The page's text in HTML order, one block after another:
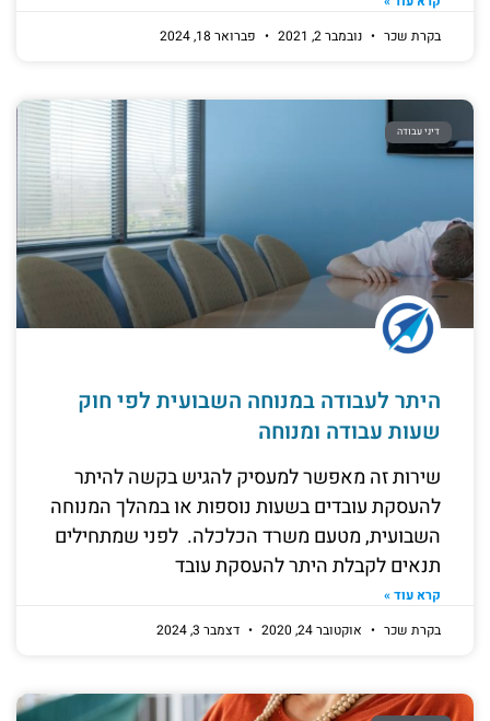
בקרת שכר
נובמבר 2, 2021 פברואר 18, 2024
דיני עבודה
היתר לעבודה במנוחה השבועית לפי חוק
שעות עבודה ומנוחה
שירות זה מאפשר למעסיק להגיש בקשה להיתר
להעסקת עובדים בשעות נוספות או במהלך המנוחה
השבועית, מטעם משרד הכלכלה. לפני שמתחילים
תנאים לקבלת היתר להעסקת עובד
קרא עוד »
בקרת שכר
אוקטובר 24, 2020 דצמבר 3, 2024